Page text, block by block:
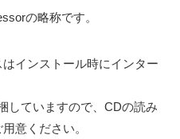
の略称です。
インストール時にインター
していますので、CDの読み
意ください。